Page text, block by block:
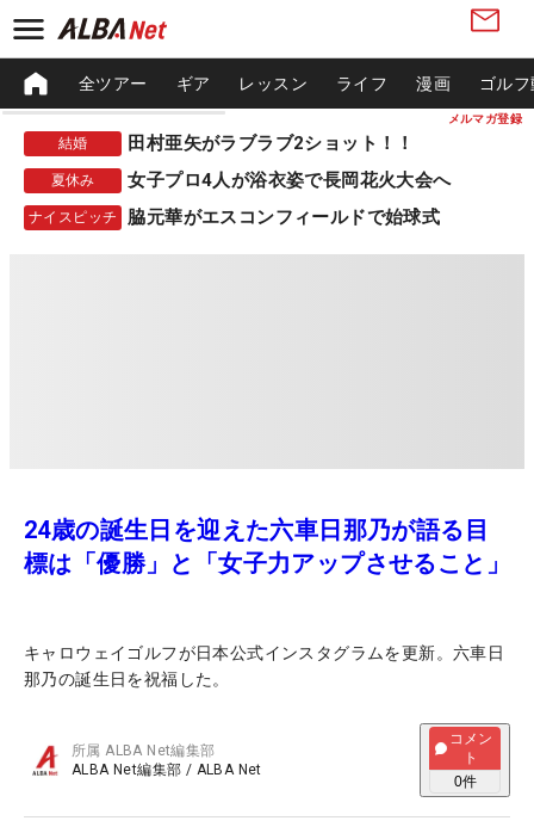
メルマガ登録
全ツアー ギア レッスン ライフ 漫画 ゴル
結婚 田村亜矢がラブラブ2ショット！！
夏休み 女子プロ4人が浴衣姿で長岡花火大会へ
ナイスピッチ 脇元華がエスコンフィールドで始球式
24歳の誕生日を迎えた六車日那乃が語る目
標は「優勝」と「女子力アップさせること」
キャロウェイゴルフが日本公式インスタグラムを更新。六車日
那乃の誕生日を祝福した。
所属ALBA Net編集部
ALBA Net編集部 / ALBA Net
コメン
ト
0件